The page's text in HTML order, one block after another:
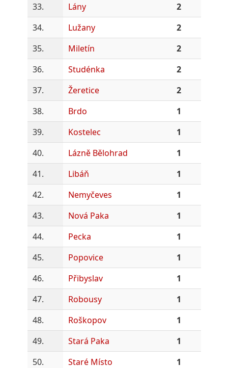
33.
Lány
2
34.
Lužany
2
35.
Miletín
2
36.
Studénka
2
37.
Žeretice
2
38.
Brdo
1
39.
Kostelec
1
40.
Lázně Bělohrad
1
41.
Libáň
1
42.
Nemyčeves
1
43.
Nová Paka
1
44.
Pecka
1
45.
Popovice
1
46.
Přibyslav
1
47.
Robousy
1
48.
Roškopov
1
49.
Stará Paka
1
50.
Staré Místo
1